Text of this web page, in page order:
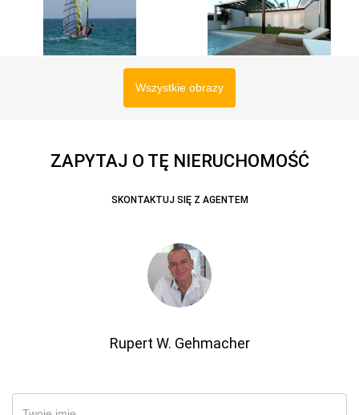
Wszystkie obrazy
ZAPYTAJ O TĘ NIERUCHOMOŚĆ
SKONTAKTUJ SIĘ Z AGENTEM
Rupert W. Gehmacher